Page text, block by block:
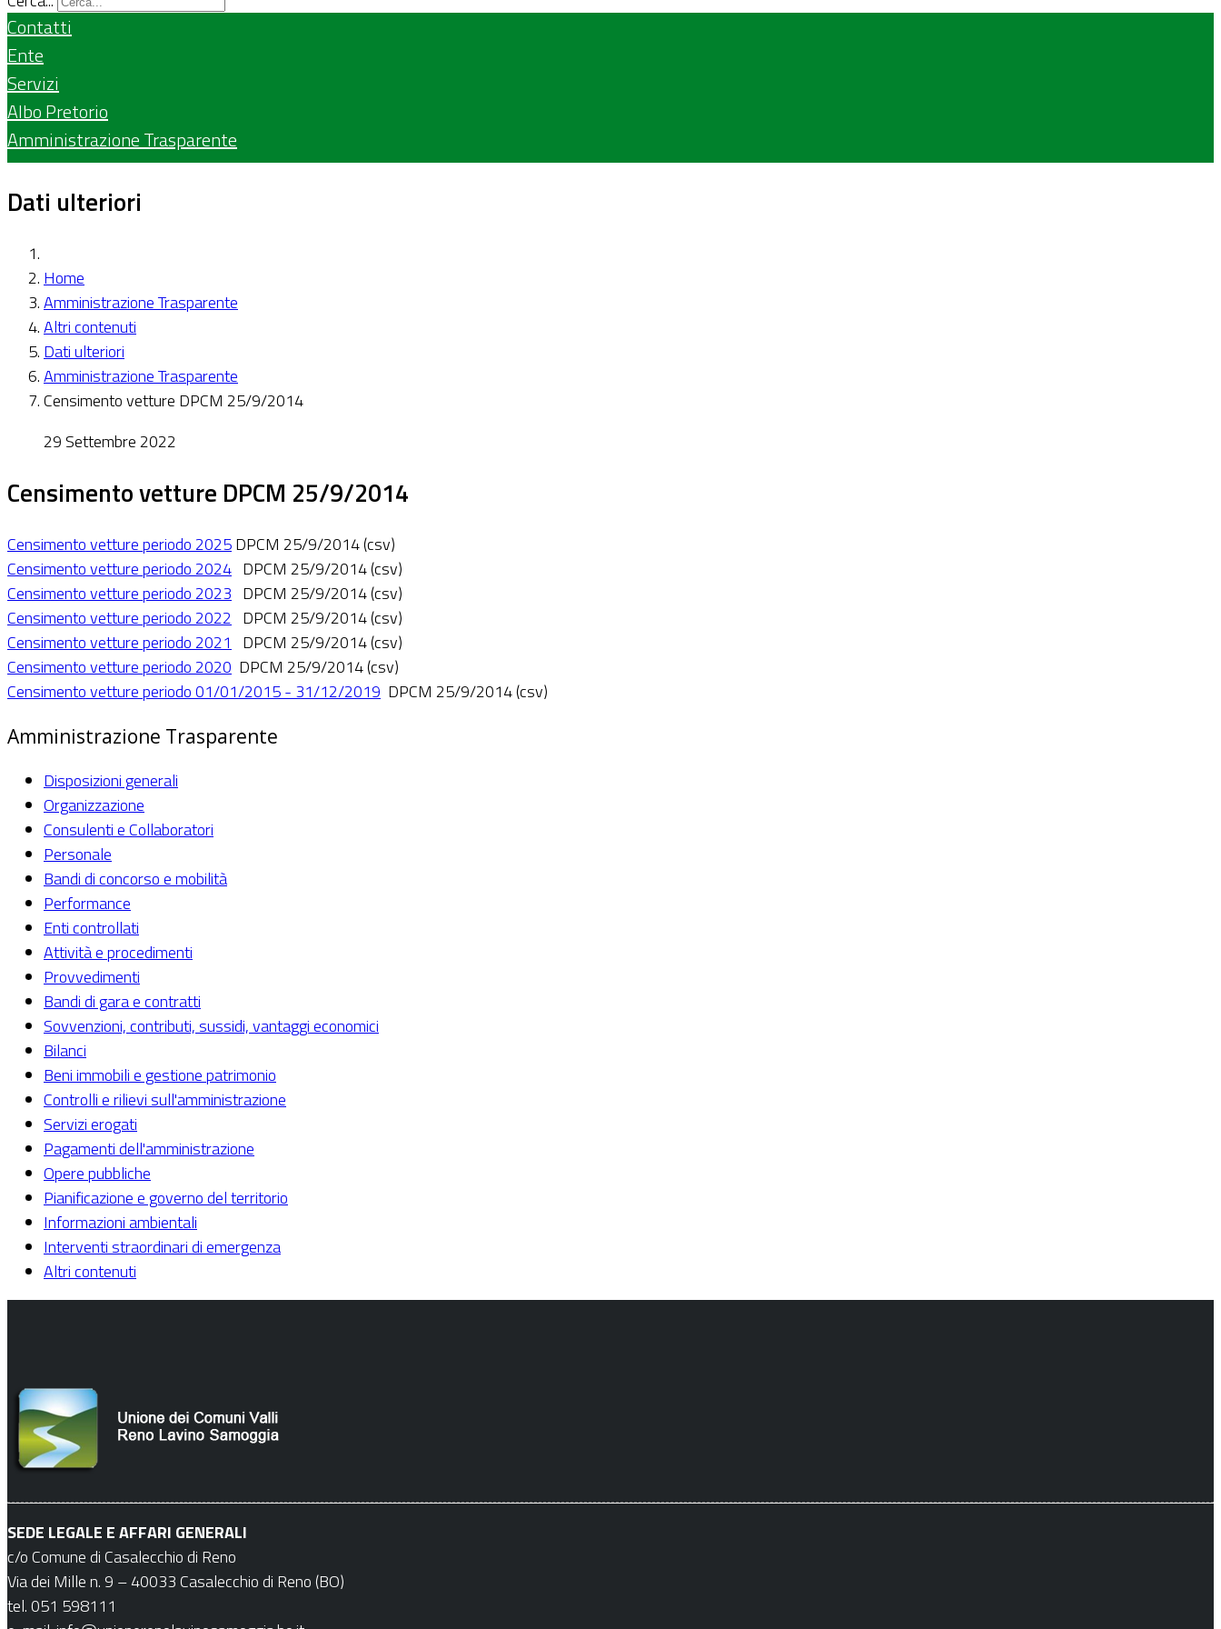
Contatti
Ente
Servizi
Albo Pretorio
Amministrazione Trasparente
Dati ulteriori
Home
Amministrazione Trasparente
Altri contenuti
Dati ulteriori
Amministrazione Trasparente
Censimento vetture DPCM 25/9/2014
29 Settembre 2022
Censimento vetture DPCM 25/9/2014
Censimento vetture periodo 2025DPCM 25/9/2014 (csv)
Censimento vetture periodo 2024 DPCM 25/9/2014 (csv)
Censimento vetture periodo 2023 DPCM 25/9/2014 (csv)
Censimento vetture periodo 2022 DPCM 25/9/2014 (csv)
Censimento vetture periodo 2021 DPCM 25/9/2014 (csv)
Censimento vetture periodo 2020 DPCM 25/9/2014 (csv)
Censimento vetture periodo 01/01/2015 - 31/12/2019 DPCM 25/9/2014 (csv)
Amministrazione Trasparente
Disposizioni generali
Organizzazione
Consulenti e Collaboratori
Personale
Bandi di concorso e mobilità
Performance
Enti controllati
Attività e procedimenti
Provvedimenti
Bandi di gara e contratti
Sovvenzioni, contributi, sussidi, vantaggi economici
Bilanci
Beni immobili e gestione patrimonio
Controlli e rilievi sull'amministrazione
Servizi erogati
Pagamenti dell'amministrazione
Opere pubbliche
Pianificazione e governo del territorio
Informazioni ambientali
Interventi straordinari di emergenza
Altri contenuti
SEDE LEGALE E AFFARI GENERALI
c/o Comune di Casalecchio di Reno
Via dei Mille n. 9 – 40033 Casalecchio di Reno (BO)
tel. 051 598111